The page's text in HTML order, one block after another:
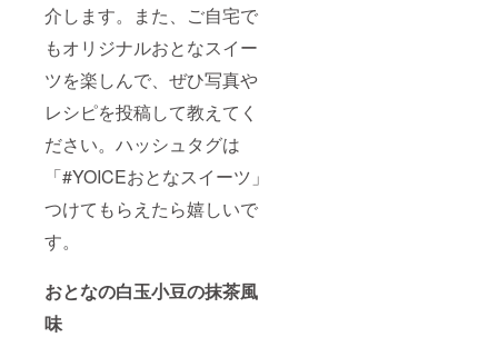
介します。また、ご自宅で
もオリジナルおとなスイー
ツを楽しんで、ぜひ写真や
レシピを投稿して教えてく
ださい。ハッシュタグは
「#YOICEおとなスイーツ」
つけてもらえたら嬉しいで
す。
おとなの白玉小豆の抹茶風
味